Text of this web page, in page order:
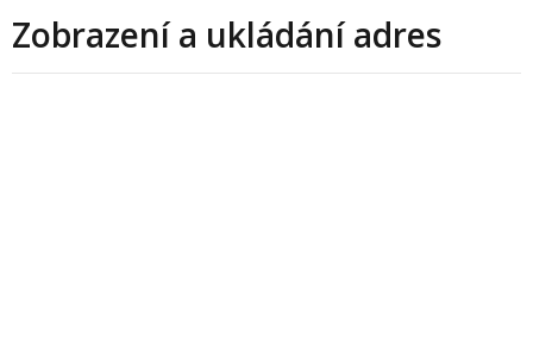
Zobrazení a ukládání adres